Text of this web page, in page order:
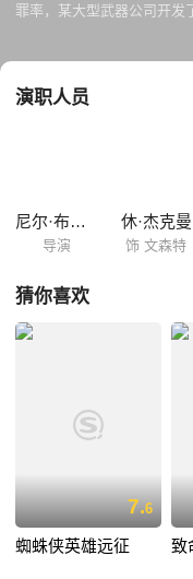
罪率，某大型武器公司开发
并投入使用，在打击犯罪
米歇尔·布莱德利（西格妮·
演职人员
尼尔·布洛姆坎普
导演
休·杰克曼
饰 文森特
猜你喜欢
7.6
蜘蛛侠英雄远征 致